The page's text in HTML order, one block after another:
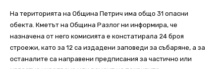
На територията на Община Петрич има общо 31 опасни
обекта. Кметът на Община Разлог ни информира, че
назначена от него комисията е констатирала 24 броя
строежи, като за 12 са издадени заповеди за събаряне, а за
останалите са направени предписания за частично или